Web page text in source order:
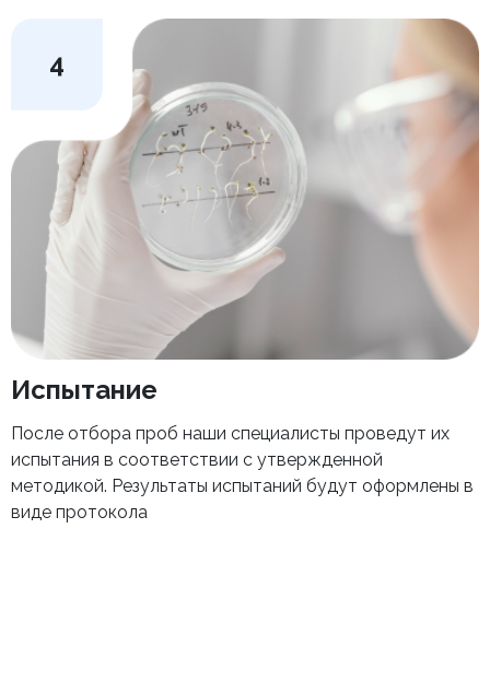
4
Испытание
После отбора проб наши специалисты проведут их
испытания в соответствии с утвержденной
методикой. Результаты испытаний будут оформлены в
виде протокола